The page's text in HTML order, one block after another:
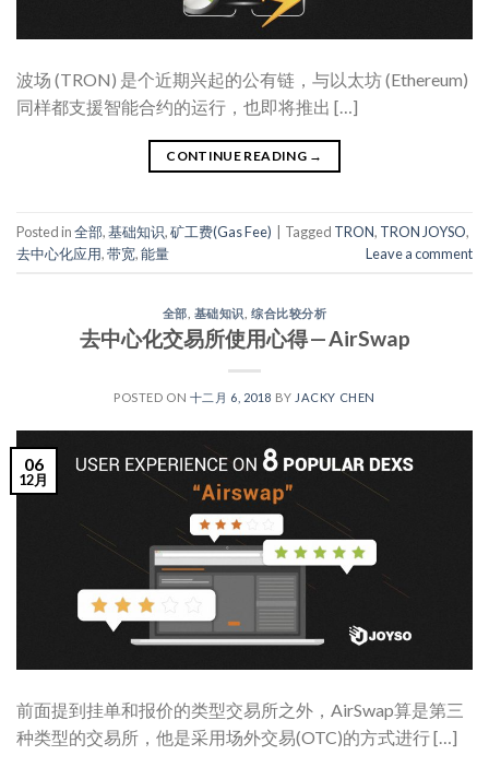
波场 (TRON) 是个近期兴起的公有链，与以太坊 (Ethereum)
同样都支援智能合约的运行，也即将推出 […]
CONTINUE READING →
Posted in全部,基础知识,矿工费(Gas Fee) Tagged TRON, TRON JOYSO,
去中心化应用,带宽,能量 Leave a comment
全部 基础知识 ,综合比较分析
去中心化交易所使用心得 — AirSwap
POSTED ON 十二月 6, 2018 BY JACKY CHEN
06
12月
前面提到挂单和报价的类型交易所之外，AirSwap算是第三
种类型的交易所，他是采用场外交易(OTC)的方式进行 […]